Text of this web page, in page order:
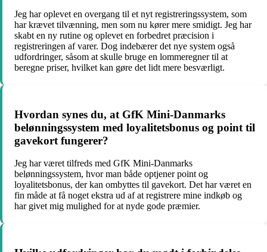
Jeg har oplevet en overgang til et nyt registreringssystem, som
har krævet tilvænning, men som nu kører mere smidigt. Jeg har
skabt en ny rutine og oplevet en forbedret præcision i
registreringen af varer. Dog indebærer det nye system også
udfordringer, såsom at skulle bruge en lommeregner til at
beregne priser, hvilket kan gøre det lidt mere besværligt.
Hvordan synes du, at GfK Mini-Danmarks
belønningssystem med loyalitetsbonus og point til
gavekort fungerer?
Jeg har været tilfreds med GfK Mini-Danmarks
belønningssystem, hvor man både optjener point og
loyalitetsbonus, der kan ombyttes til gavekort. Det har været en
fin måde at få noget ekstra ud af at registrere mine indkøb og
har givet mig mulighed for at nyde gode præmier.